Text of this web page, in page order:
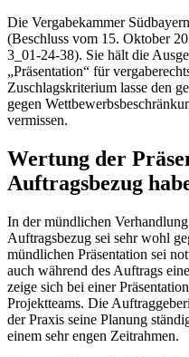
Die Vergabekammer
(Beschluss vom 15. Oktober
3_01-24-38). Sie hält die
„Präsentation“ für
Zuschlagskriterium lasse den
gegen
vermissen.
Wertung der
Auftragsbezug
In der mündlichen
Auftragsbezug sei sehr wohl
mündlichen Präsentation sei
auch während des Auftrags
zeige sich bei einer
Projektteams. Die
der Praxis seine Planung
einem sehr engen Zeitrahmen.